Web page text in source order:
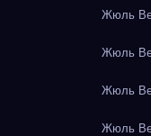
Жюль
Жюль
Жюль
Жюль